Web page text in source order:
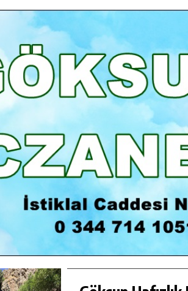
GÜNLÜK HABER AKIŞI
HAFIZLIK KIZ KUR’AN KURSU
DARENDE GEZISI.